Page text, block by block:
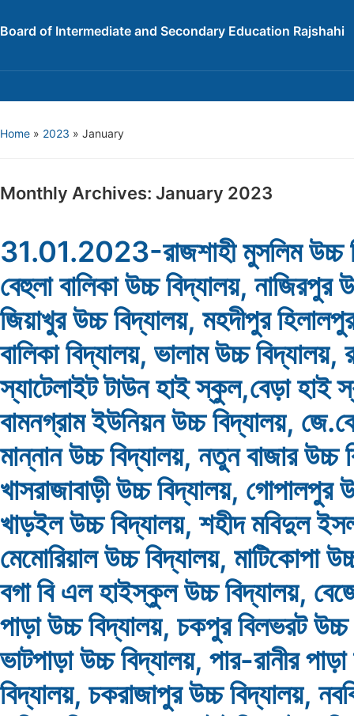
Board of Intermediate and Secondary Education Rajshahi
Home » 2023 » January
Monthly Archives: January 2023
31.01.2023-রাজশাহী মুসলিম উচ্চ
বেহুলা বালিকা উচ্চ বিদ্যালয়, নাজিরপুর
জিয়াখুর উচ্চ বিদ্যালয়, মহদীপুর
বালিকা বিদ্যালয়, ভালাম উচ্চ বিদ্যালয়,
স্যাটেলাইট টাউন হাই স্কুল,বেড়া হাই
বামনগ্রাম ইউনিয়ন উচ্চ বিদ্যালয়,
মান্নান উচ্চ বিদ্যালয়, নতুন বাজার উচ্চ
খাসরাজাবাড়ী উচ্চ বিদ্যালয়, গোপালপুর
খাড়ইল উচ্চ বিদ্যালয়, শহীদ মবিদুল
মেমোরিয়াল উচ্চ বিদ্যালয়, মাটিকোপা
বগা বি এল হাইস্কুল উচ্চ বিদ্যালয়,
পাড়া উচ্চ বিদ্যালয়, চকপুর বিলভরট উচ্চ
ভাটপাড়া উচ্চ বিদ্যালয়, পার-রানীর
বিদ্যালয়, চকরাজাপুর উচ্চ বিদ্যালয়,